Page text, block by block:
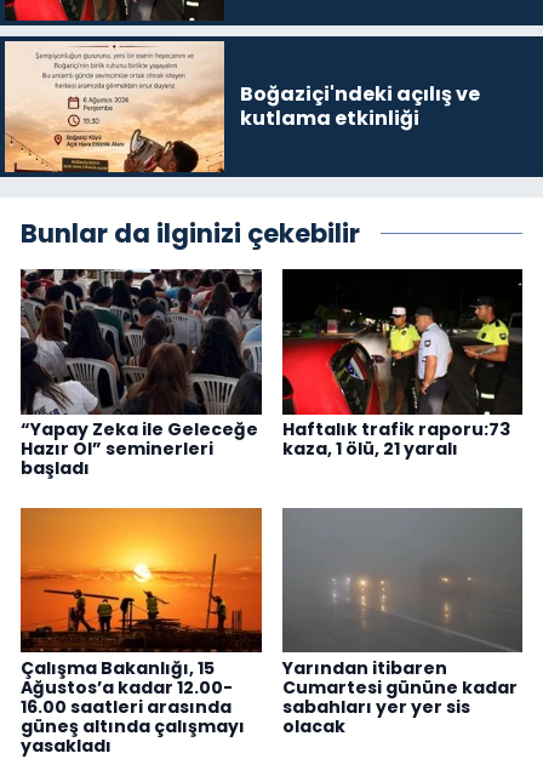
Boğaziçi'ndeki açılış ve
kutlama etkinliği
Bunlar da ilginizi çekebilir
“Yapay Zeka ile Geleceğe
Hazır Ol” seminerleri
başladı
Haftalık trafik raporu:73
kaza, 1 ölü, 21 yaralı
Çalışma Bakanlığı, 15
Ağustos’a kadar 12.00-
16.00 saatleri arasında
güneş altında çalışmayı
yasakladı
Yarından itibaren
Cumartesi gününe kadar
sabahları yer yer sis
olacak